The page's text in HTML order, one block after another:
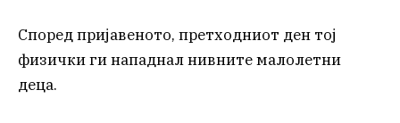
Според пријавеното, претходниот ден тој
физички ги нападнал нивните малолетни
деца.